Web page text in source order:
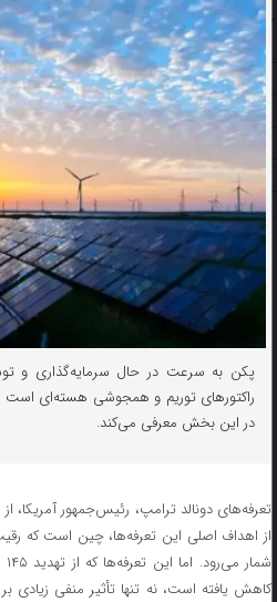
پکن به سرعت در حال سرمایه‌گذاری و
راکتورهای توریم و همجوشی هسته‌ای است
در این بخش معرفی می‌کند.
تعرفه‌های دونالد ترامپ، رئیس‌جمهور آمریکا،
از اهداف اصلی این تعرفه‌ها، چین است که
کاهش یافته است، نه تنها تأثیر منفی زیادی